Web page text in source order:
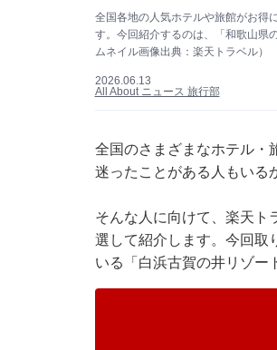
全国各地の人気ホテルや旅館がお得
す。今回紹介するのは、「和歌山県
ムネイル画像出典：楽天トラベル）
2026.06.13
All About ニュース 旅行部
全国のさまざまなホテル・
迷ったことがある人もいる
そんな人に向けて、 楽天ト
選して紹介します。今回取
いる「白浜古賀の井リゾー